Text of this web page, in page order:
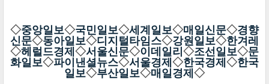
◇중앙일보◇국민일보◇세계일보◇매일신문◇경향
신문◇동아일보◇디지털타임스◇강원일보◇한겨레
◇헤럴드경제◇서울신문◇이데일리◇조선일보◇문
화일보◇파이낸셜뉴스◇서울경제◇한국경제◇한국
일보◇부산일보◇매일경제◇